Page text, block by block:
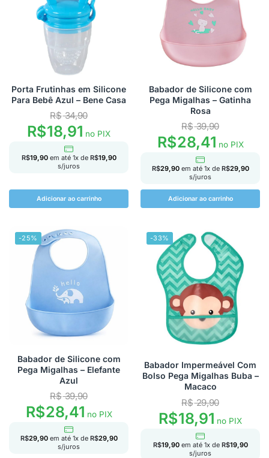
Porta Frutinhas em Silicone
Para Bebê Azul – Bene Casa
R$34,90
R$18,91 no PIX
R$19,90 em até 1x de R$19,90
s/juros
Adicionar ao carrinho
Babador de Silicone com
Pega Migalhas – Gatinha
Rosa
R$39,90
R$28,41 no PIX
R$29,90 em até 1x de R$29,90
s/juros
Adicionar ao carrinho
-25%
Babador de Silicone com
Pega Migalhas – Elefante
Azul
R$39,90
R$28,41 no PIX
R$29,90 em até 1x de R$29,90
s/juros
-33%
Babador Impermeável Com
Bolso Pega Migalhas Buba –
Macaco
R$29,90
R$18,91 no PIX
R$19,90 em até 1x de R$19,90
s/juros